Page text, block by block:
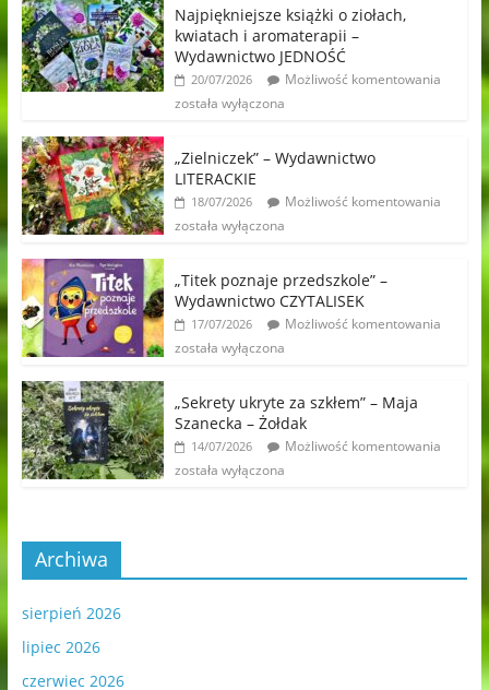
Najpiękniejsze książki o ziołach,
kwiatach i aromaterapii –
Wydawnictwo JEDNOŚĆ
20/07/2026
Możliwość komentowania
została wyłączona
„Zielniczek” – Wydawnictwo
LITERACKIE
18/07/2026
Możliwość komentowania
została wyłączona
„Titek poznaje przedszkole” –
Wydawnictwo CZYTALISEK
17/07/2026
Możliwość komentowania
została wyłączona
„Sekrety ukryte za szkłem” – Maja
Szanecka – Żołdak
14/07/2026
Możliwość komentowania
została wyłączona
Archiwa
sierpień 2026
lipiec 2026
czerwiec 2026